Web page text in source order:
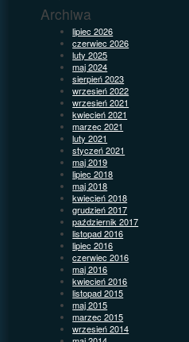
Archiwa
lipiec 2026
czerwiec 2026
luty 2025
maj 2024
sierpień 2023
wrzesień 2022
wrzesień 2021
kwiecień 2021
marzec 2021
luty 2021
styczeń 2021
maj 2019
lipiec 2018
maj 2018
kwiecień 2018
grudzień 2017
październik 2017
listopad 2016
lipiec 2016
czerwiec 2016
maj 2016
kwiecień 2016
listopad 2015
maj 2015
marzec 2015
wrzesień 2014